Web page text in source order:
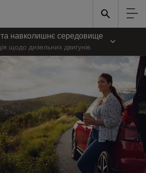
та навколишнє середовище
щодо дизельних двигунів